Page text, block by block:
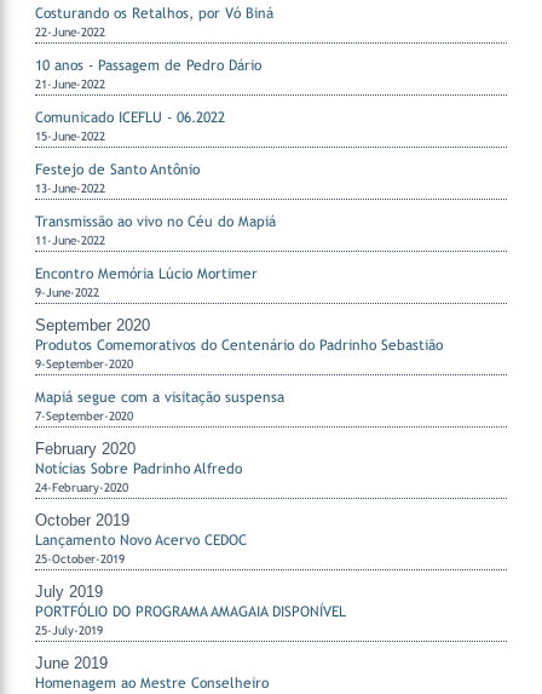
Costurando os Retalhos, por Vó Biná
22-June-2022
10 anos - Passagem de Pedro Dário
21-June-2022
Comunicado ICEFLU - 06.2022
15-June-2022
Festejo de Santo Antônio
13-June-2022
Transmissão ao vivo no Céu do Mapiá
11-June-2022
Encontro Memória Lúcio Mortimer
9-June-2022
September 2020
Produtos Comemorativos do Centenário do Padrinho Sebastião
9-September-2020
Mapiá segue com a visitação suspensa
7-September-2020
February 2020
Notícias Sobre Padrinho Alfredo
24-February-2020
October 2019
Lançamento Novo Acervo CEDOC
25-October-2019
July 2019
PORTFÓLIO DO PROGRAMA AMAGAIA DISPONÍVEL
25-July-2019
June 2019
Homenagem ao Mestre Conselheiro